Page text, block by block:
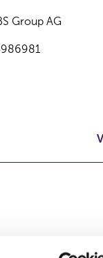
Group AG